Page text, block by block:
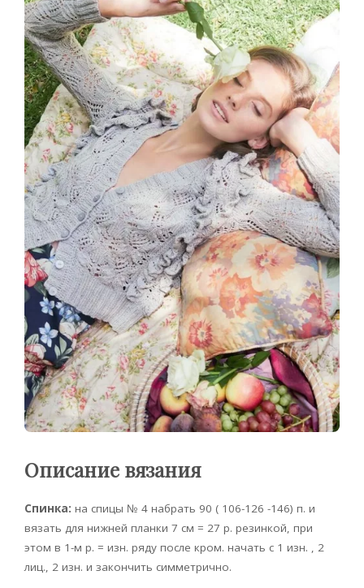
Описание вязания
Спинка: на спицы № 4 набрать 90 ( 106-126 -146) п. и
вязать для нижней планки 7 см = 27 р. резинкой, при
этом в 1-м р. = изн. ряду после кром. начать с 1 изн. , 2
лиц., 2 изн. и закончить симметрично.